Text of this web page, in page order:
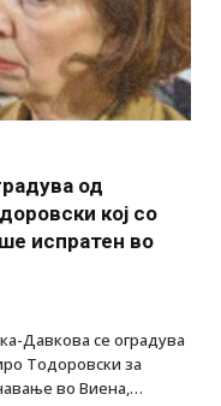
од
кој со
испратен во
Давкова се оградува
Тодоровски за
во Виена,…